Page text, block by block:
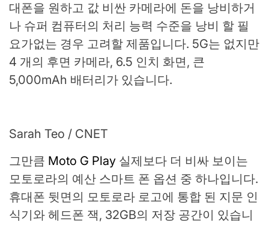
대폰을 원하고 값 비싼 카메라에 돈을 낭비하거
나 슈퍼 컴퓨터의 처리 능력 수준을 낭비 할 필
요가없는 경우 고려할 제품입니다. 5G는 없지만
4 개의 후면 카메라, 6.5 인치 화면, 큰
5,000mAh 배터리가 있습니다.
Sarah Teo / CNET
그만큼 Moto G Play 실제보다 더 비싸 보이는
모토로라의 예산 스마트 폰 옵션 중 하나입니다.
휴대폰 뒷면의 모토로라 로고에 통합 된 지문 인
식기와 헤드폰 잭, 32GB의 저장 공간이 있습니